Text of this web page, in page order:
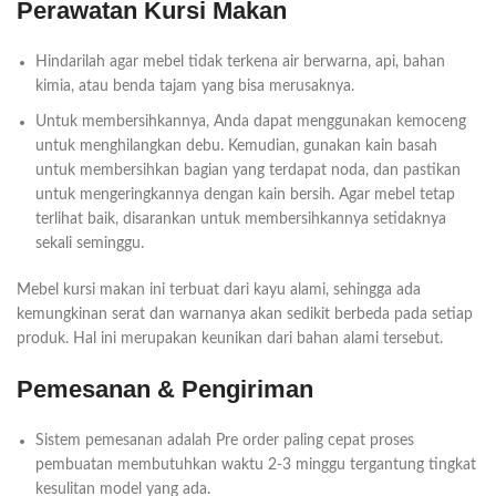
Perawatan Kursi Makan
Hindarilah agar mebel tidak terkena air berwarna, api, bahan
kimia, atau benda tajam yang bisa merusaknya.
Untuk membersihkannya, Anda dapat menggunakan kemoceng
untuk menghilangkan debu. Kemudian, gunakan kain basah
untuk membersihkan bagian yang terdapat noda, dan pastikan
untuk mengeringkannya dengan kain bersih. Agar mebel tetap
terlihat baik, disarankan untuk membersihkannya setidaknya
sekali seminggu.
Mebel kursi makan ini terbuat dari kayu alami, sehingga ada
kemungkinan serat dan warnanya akan sedikit berbeda pada setiap
produk. Hal ini merupakan keunikan dari bahan alami tersebut.
Pemesanan & Pengiriman
Sistem pemesanan adalah Pre order paling cepat proses
pembuatan membutuhkan waktu 2-3 minggu tergantung tingkat
kesulitan model yang ada.